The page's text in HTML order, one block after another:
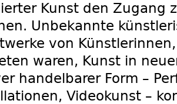
Kunst den Zugang
Unbekannte
von
waren, Kunst in
handelbarer Form –
Videokunst –